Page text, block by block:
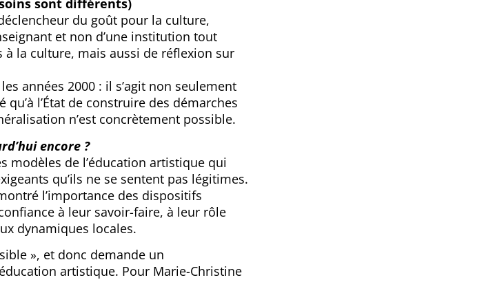
sont différents)
du goût pour la culture,
et non d’une institution tout
à la culture, mais aussi de réflexion sur
années 2000 : il s’agit non seulement
l’État de construire des démarches
n’est concrètement possible.
encore ?
modèles de l’éducation artistique qui
qu’ils ne se sentent pas légitimes.
l’importance des dispositifs
à leur savoir-faire, à leur rôle
dynamiques locales.
», et donc demande un
artistique. Pour Marie-Christine